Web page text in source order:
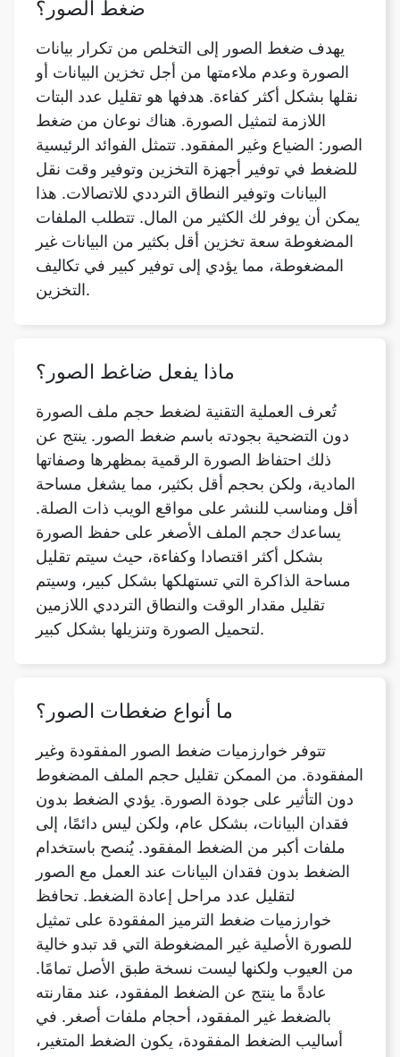
الصورة وعدم ملاءمتها من أجل تخزين البيانات أو
اللازمة لتمثيل الصورة. هناك نوعان من ضغط
الصور: الضياع وغير المفقود. تتمثل الفوائد الرئيسية
للضغط في توفير أجهزة التخزين وتوفير وقت نقل
البيانات وتوفير النطاق الترددي للاتصالات. هذا
يمكن أن يوفر لك الكثير من المال. تتطلب الملفات
المضغوطة سعة تخزين أقل بكثير من البيانات غير
المضغوطة، مما يؤدي إلى توفير كبير في تكاليف
ماذا يفعل ضاغط الصور؟
دون التضحية بجودته باسم ضغط الصور. ينتج عن
المادية، ولكن بحجم أقل بكثير، مما يشغل مساحة
أقل ومناسب للنشر على مواقع الويب ذات الصلة.
يساعدك حجم الملف الأصغر على حفظ الصورة
بشكل أكثر اقتصادا وكفاءة، حيث سيتم تقليل
مساحة الذاكرة التي تستهلكها بشكل كبير، وسيتم
تقليل مقدار الوقت والنطاق الترددي اللازمين
لتحميل الصورة وتنزيلها بشكل كبير.
ما أنواع ضغطات الصور؟
المفقودة. من الممكن تقليل حجم الملف المضغوط
فقدان البيانات، بشكل عام، ولكن ليس دائمًا، إلى
ملفات أكبر من الضغط المفقود. يُنصح باستخدام
الضغط بدون فقدان البيانات عند العمل مع الصور
لتقليل عدد مراحل إعادة الضغط. تحافظ
خوارزميات ضغط الترميز المفقودة على تمثيل
للصورة الأصلية غير المضغوطة التي قد تبدو خالية
من العيوب ولكنها ليست نسخة طبق الأصل تمامًا.
عادةً ما ينتج عن الضغط المفقود، عند مقارنته
بالضغط غير المفقود، أحجام ملفات أصغر. في
أساليب الضغط المفقودة، يكون الضغط المتغير،